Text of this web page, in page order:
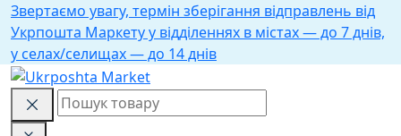
Звертаємо увагу, термін зберігання відправлень від
Укрпошта Маркету у відділеннях в містах — до 7 днів,
у селах/селищах — до 14 днів